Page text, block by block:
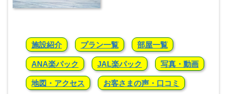
施設紹介 プラン一覧 部屋一覧
ANA楽パック JAL楽パック 写真・動画
地図・アクセス お客さまの声・口コミ